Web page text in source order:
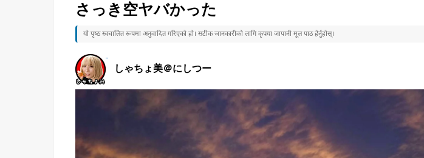
さっき空ヤバかった
यो पृष्ठ स्वचालित रूपमा अनुवादित गरिएको हो। सटीक जानकारीको लागि कृपया जापानी मूल पाठ हेर्नुहोस्।
しゃちょ美＠にしつー